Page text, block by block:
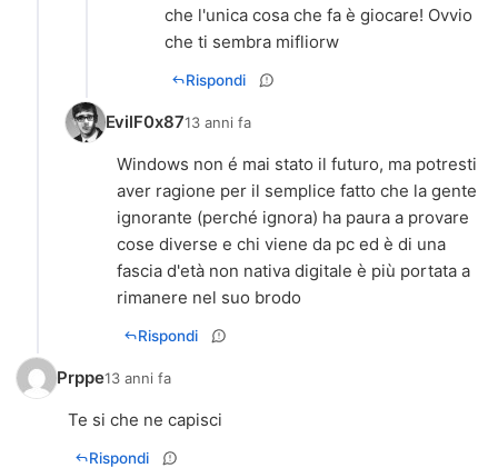
che l'unica cosa che fa è giocare! Ovvio
che ti sembra mifliorw
Rispondi
EvilF0x8713 anni fa
Windows non é mai stato il futuro, ma potresti
aver ragione per il semplice fatto che la gente
ignorante (perché ignora) ha paura a provare
cose diverse e chi viene da pc ed è di una
fascia d'età non nativa digitale è più portata a
rimanere nel suo brodo
Rispondi
Prppe13 anni fa
Te si che ne capisci
Rispondi